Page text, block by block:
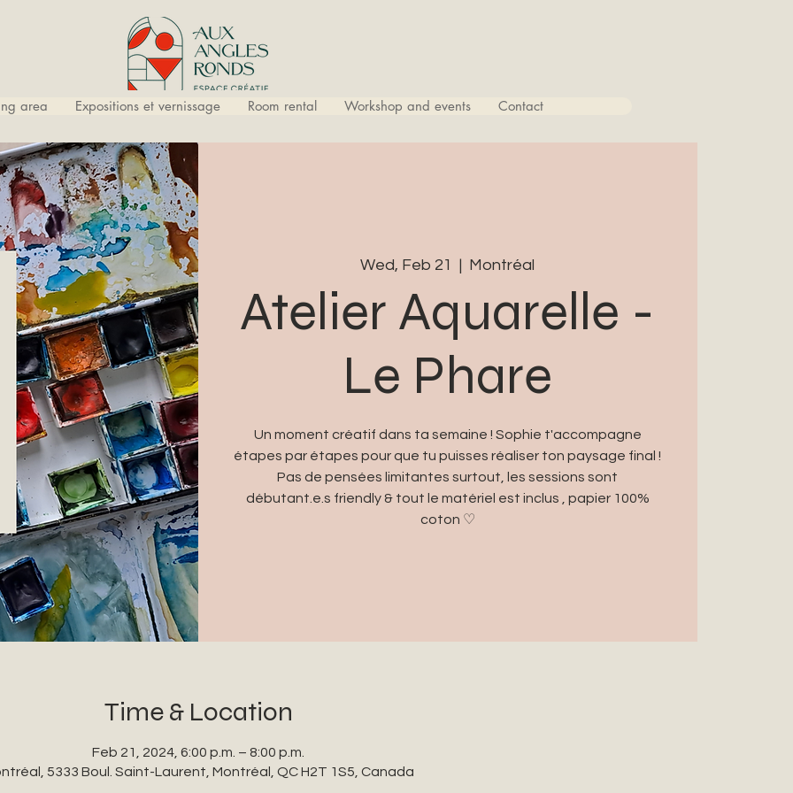
area Expositions et vernissage Room rental Workshop and events Contact
Wed, Feb 21
  |
Montréal
Atelier Aquarelle -
Le Phare
Un moment créatif dans ta semaine ! Sophie t'accompagne
étapes par étapes pour que tu puisses réaliser ton paysage final !
Pas de pensées limitantes surtout, les sessions sont
débutant.e.s friendly & tout le matériel est inclus , papier 100%
coton ♡
Time & Location
Feb 21, 2024, 6:00 p.m. – 8:00 p.m.
5333 Boul. Saint-Laurent, Montréal, QC H2T 1S5, Canada